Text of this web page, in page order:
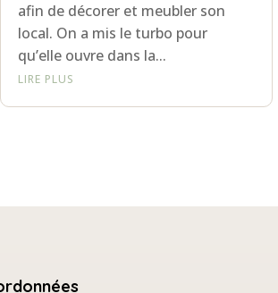
afin de décorer et meubler son
local. On a mis le turbo pour
qu’elle ouvre dans la...
LIRE PLUS